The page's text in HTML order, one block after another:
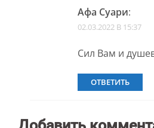
Афа Суари:
02.03.2022 В 15:37
Сил Вам и
ОТВЕТИТЬ